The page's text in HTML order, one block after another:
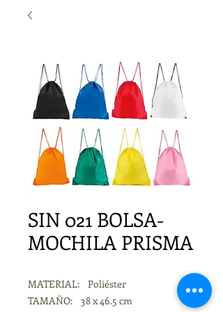
SIN 021 BOLSA-
MOCHILA PRISMA
MATERIAL: Poliéster
TAMAÑO: 38 x 46.5 cm